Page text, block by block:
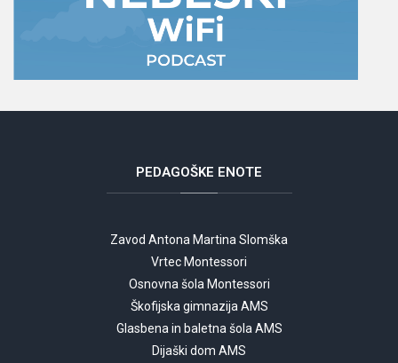
PEDAGOŠKE ENOTE
Zavod Antona Martina Slomška
Vrtec Montessori
Osnovna šola Montessori
Škofijska gimnazija AMS
Glasbena in baletna šola AMS
Dijaški dom AMS